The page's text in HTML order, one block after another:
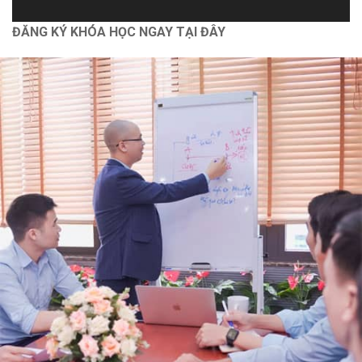
ĐĂNG KÝ KHÓA HỌC NGAY TẠI ĐÂY
Autocad
Dựng hình và bổ chi tiết [Nhà vườn] bằng Revit 2021
Chính sách
Chính Sách Bảo Vệ Thông Tin Cá Nhân
Chính Sách Và Quy Định Chung
Chính Sách Bảo Mật
Vận Chuyển Giao Nhận
Chính Sách Thanh Toán
Hỗ trợ
Thông Tin Chủ Sở Hữu Website